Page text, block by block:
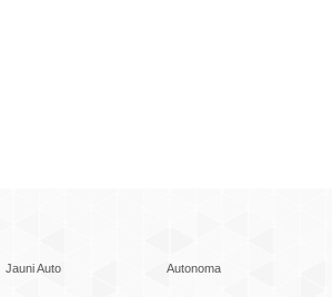
Jauni Auto Autonoma